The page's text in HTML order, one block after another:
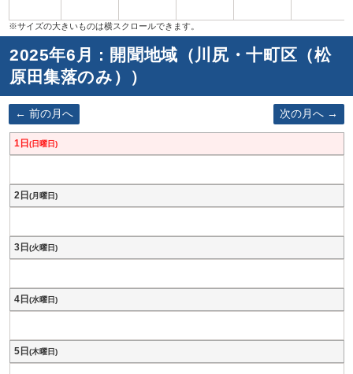
2025年6月 : 開聞地域（川尻・十町区（松
原田集落のみ））
前の月へ 次の月へ
1日 (日曜日)
2日 (月曜日)
3日 (火曜日)
4日 (水曜日)
5日 (木曜日)